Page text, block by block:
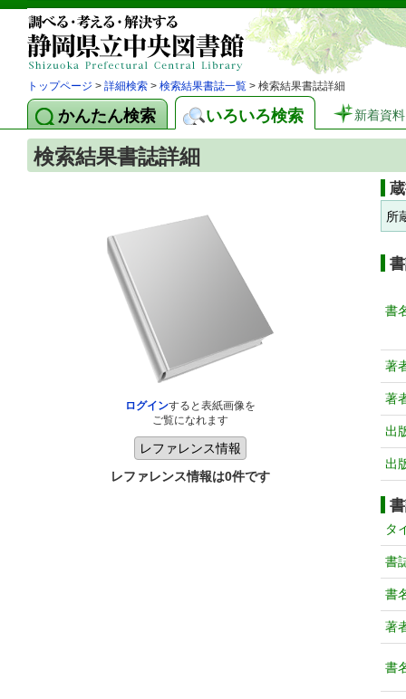
トップページ > 詳細検索 > 検索結果書誌一覧 > 検索結果書誌詳細
かんたん検索 いろいろ検索 新着資料
検索結果書誌詳細
ログインすると表紙画像を
ご覧になれます
レファレンス情報は0件です
所
書
著
著
出
出
タ
書
書
著
書